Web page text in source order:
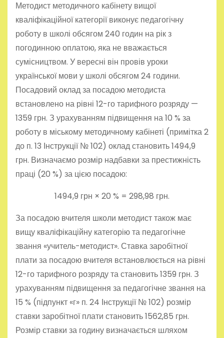
Методист методичного кабінету вищої
кваліфікаційної категорії виконує педагогічну
роботу в школі обсягом 240 годин на рік з
погодинною оплатою, яка не вважається
сумісництвом. У вересні він провів уроки
української мови у школі обсягом 24 години.
Посадовий оклад за посадою методиста
встановлено на рівні 12-го тарифного розряду —
1359 грн. З урахуванням підвищення на 10 % за
роботу в міському методичному кабінеті (примітка 2
до п. 13 Інструкції № 102) оклад становить 1494,9
грн. Визначаємо розмір надбавки за престижність
праці (20 %) за цією посадою:
1494,9 грн × 20 % = 298,98 грн.
За посадою вчителя школи методист також має
вищу кваліфікаційну категорію та педагогічне
звання «учитель-методист». Ставка заробітної
плати за посадою вчителя встановлюється на рівні
12-го тарифного розряду та становить 1359 грн. З
урахуванням підвищення за педагогічне звання на
15 % (підпункт «г» п. 24 Інструкції № 102) розмір
ставки заробітної плати становить 1562,85 грн.
Розмір ставки за годину визначається шляхом